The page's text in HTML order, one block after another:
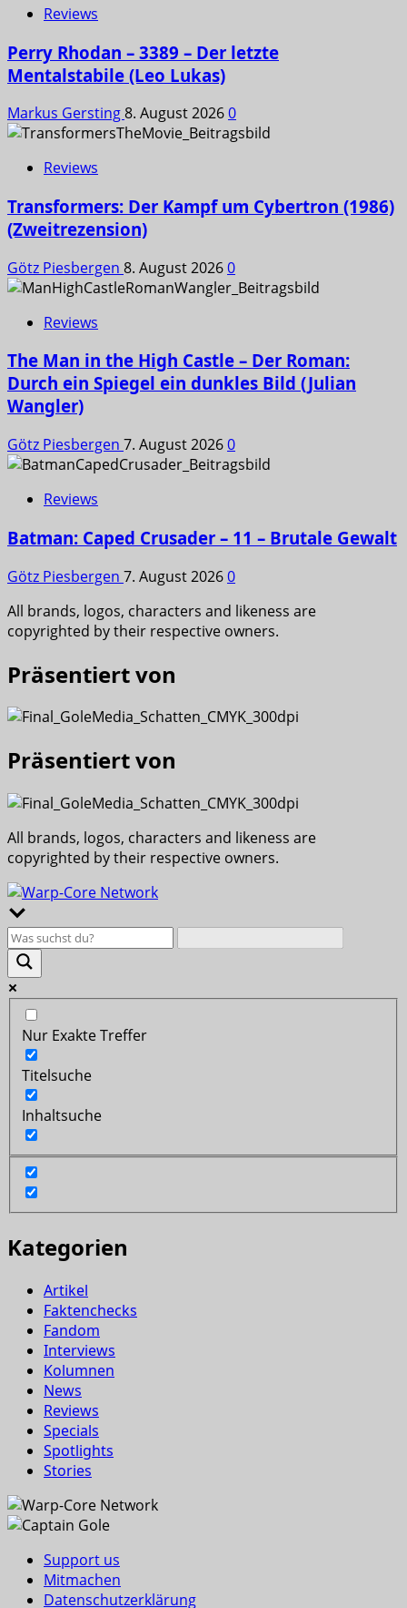
Reviews
Perry Rhodan – 3389 – Der letzte
Mentalstabile (Leo Lukas)
Markus Gersting8. August 20260
Reviews
Transformers: Der Kampf um Cybertron (1986)
(Zweitrezension)
Götz Piesbergen 8. August 20260
Reviews
The Man in the High Castle – Der Roman:
Durch ein Spiegel ein dunkles Bild (Julian
Wangler)
Götz Piesbergen 7. August 20260
Reviews
Batman: Caped Crusader – 11 – Brutale Gewalt
Götz Piesbergen 7. August 20260
All brands, logos, characters and likeness are
copyrighted by their respective owners.
Präsentiert von
Präsentiert von
All brands, logos, characters and likeness are
copyrighted by their respective owners.
Nur Exakte Treffer
Titelsuche
Inhaltsuche
Kategorien
Artikel
Faktenchecks
Fandom
Interviews
Kolumnen
News
Reviews
Specials
Spotlights
Stories
Support us
Mitmachen
Datenschutzerklärung